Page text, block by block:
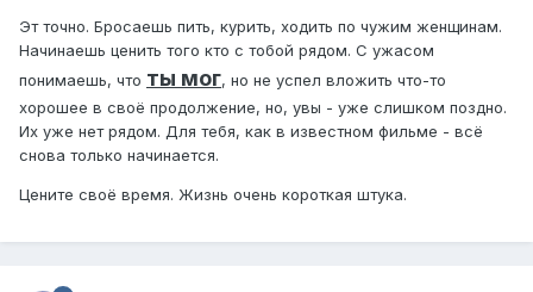
Эт точно. Бросаешь пить, курить, ходить по чужим женщинам.
Начинаешь ценить того кто с тобой рядом. С ужасом
понимаешь, что ты мог, но не успел вложить что-то
хорошее в своё продолжение, но, увы - уже слишком поздно.
Их уже нет рядом. Для тебя, как в известном фильме - всё
снова только начинается.
Цените своё время. Жизнь очень короткая штука.